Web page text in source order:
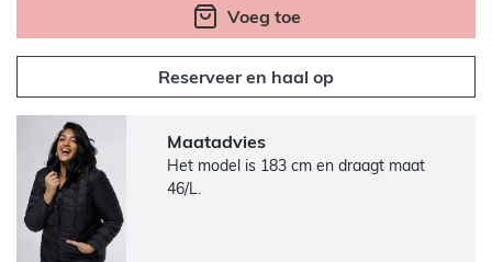
Voeg toe
Reserveer en haal op
Maatadvies
Het model is 183 cm en draagt maat
46/L.